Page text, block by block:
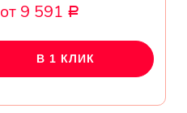
от 9 591 Р
В 1 КЛИК